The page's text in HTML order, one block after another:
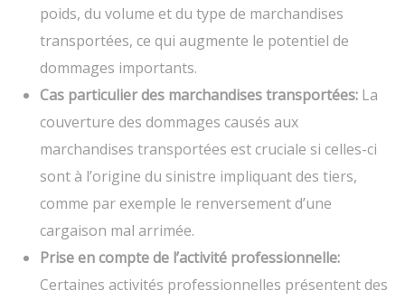
poids, du volume et du type de marchandises
transportées, ce qui augmente le potentiel de
dommages importants.
Cas particulier des marchandises transportées: La
couverture des dommages causés aux
marchandises transportées est cruciale si celles-ci
sont à l’origine du sinistre impliquant des tiers,
comme par exemple le renversement d’une
cargaison mal arrimée.
Prise en compte de l’activité professionnelle:
Certaines activités professionnelles présentent des